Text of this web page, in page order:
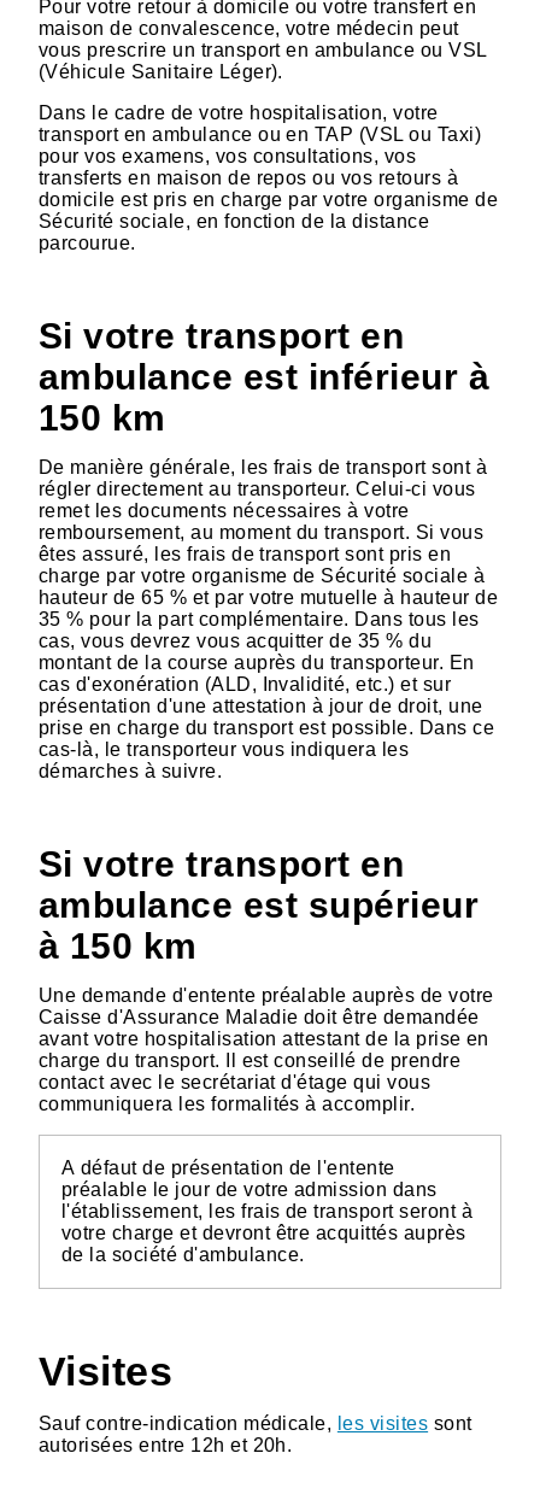
Pour votre retour à domicile ou votre transfert en
maison de convalescence, votre médecin peut
vous prescrire un transport en ambulance ou VSL
(Véhicule Sanitaire Léger).
Dans le cadre de votre hospitalisation, votre
transport en ambulance ou en TAP (VSL ou Taxi)
pour vos examens, vos consultations, vos
transferts en maison de repos ou vos retours à
domicile est pris en charge par votre organisme de
Sécurité sociale, en fonction de la distance
parcourue.
Si votre transport en
ambulance est inférieur à
150 km
De manière générale, les frais de transport sont à
régler directement au transporteur. Celui-ci vous
remet les documents nécessaires à votre
remboursement, au moment du transport. Si vous
êtes assuré, les frais de transport sont pris en
charge par votre organisme de Sécurité sociale à
hauteur de 65 % et par votre mutuelle à hauteur de
35 % pour la part complémentaire. Dans tous les
cas, vous devrez vous acquitter de 35 % du
montant de la course auprès du transporteur. En
cas d'exonération (ALD, Invalidité, etc.) et sur
présentation d'une attestation à jour de droit, une
prise en charge du transport est possible. Dans ce
cas-là, le transporteur vous indiquera les
démarches à suivre.
Si votre transport en
ambulance est supérieur
à 150 km
Une demande d'entente préalable auprès de votre
Caisse d'Assurance Maladie doit être demandée
avant votre hospitalisation attestant de la prise en
charge du transport. Il est conseillé de prendre
contact avec le secrétariat d'étage qui vous
communiquera les formalités à accomplir.
A défaut de présentation de l'entente
préalable le jour de votre admission dans
l'établissement, les frais de transport seront à
votre charge et devront être acquittés auprès
de la société d'ambulance.
Visites
Sauf contre-indication médicale, les visites sont
autorisées entre 12h et 20h.